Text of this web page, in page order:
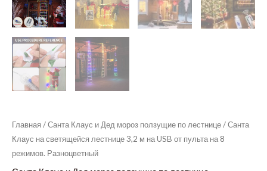
Главная /Санта Клаус и Дед мороз ползущие по лестнице/ Санта
Клаус на светящейся лестнице 3,2 м на USB от пульта на 8
режимов. Разноцветный